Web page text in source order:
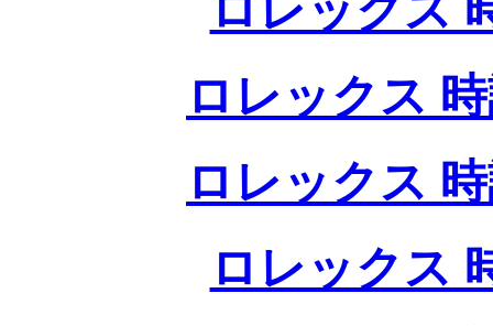
ロレックス
ロレックス
ロレックス